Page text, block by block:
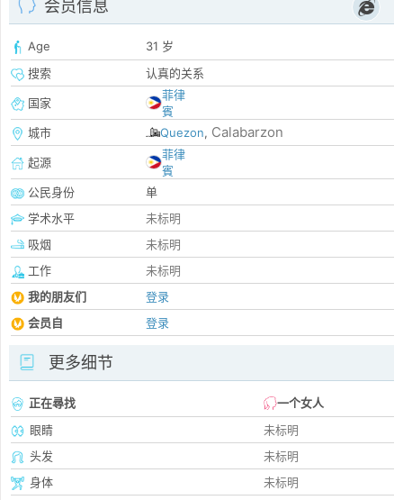
会员信息
Age
31 岁
搜索
认真的关系
国家
菲律
賓
城市
Quezon, Calabarzon
起源
菲律
賓
公民身份
单
学术水平
未标明
吸烟
未标明
工作
未标明
我的朋友们
登录
会员自
登录
更多细节
正在尋找
一个女人
眼睛
未标明
头发
未标明
身体
未标明